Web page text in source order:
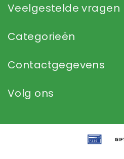
Veelgestelde vragen
Categorieën
Contactgegevens
Volg ons